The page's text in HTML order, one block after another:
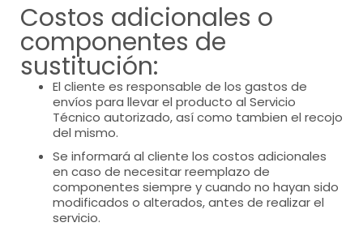
Costos adicionales o
componentes de
sustitución:
El cliente es responsable de los gastos de
envíos para llevar el producto al Servicio
Técnico autorizado, así como tambien el recojo
del mismo.
Se informará al cliente los costos adicionales
en caso de necesitar reemplazo de
componentes siempre y cuando no hayan sido
modificados o alterados, antes de realizar el
servicio.